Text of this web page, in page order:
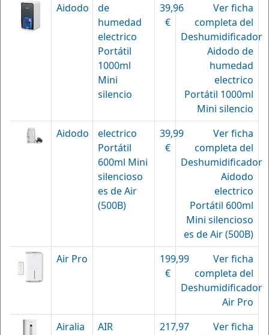
Aidodo
de
humedad
electrico
Portátil
1000ml
Mini
silencio
39,96
€
Ver ficha
completa del
Deshumidificador
Aidodo de
humedad
electrico
Portátil 1000ml
Mini silencio
Aidodo
electrico
Portátil
600ml Mini
silencioso
es de Air
(500B)
39,99
€
Ver ficha
completa del
Deshumidificador
Aidodo
electrico
Portátil 600ml
Mini silencioso
es de Air (500B)
Air Pro
199,99
€
Ver ficha
completa del
Deshumidificador
Air Pro
Airalia
AIR
217,97
Ver ficha